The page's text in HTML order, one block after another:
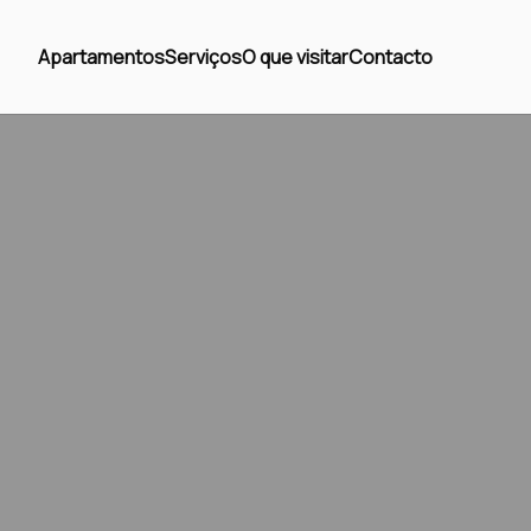
ApartamentosServiçosO que visitarContacto